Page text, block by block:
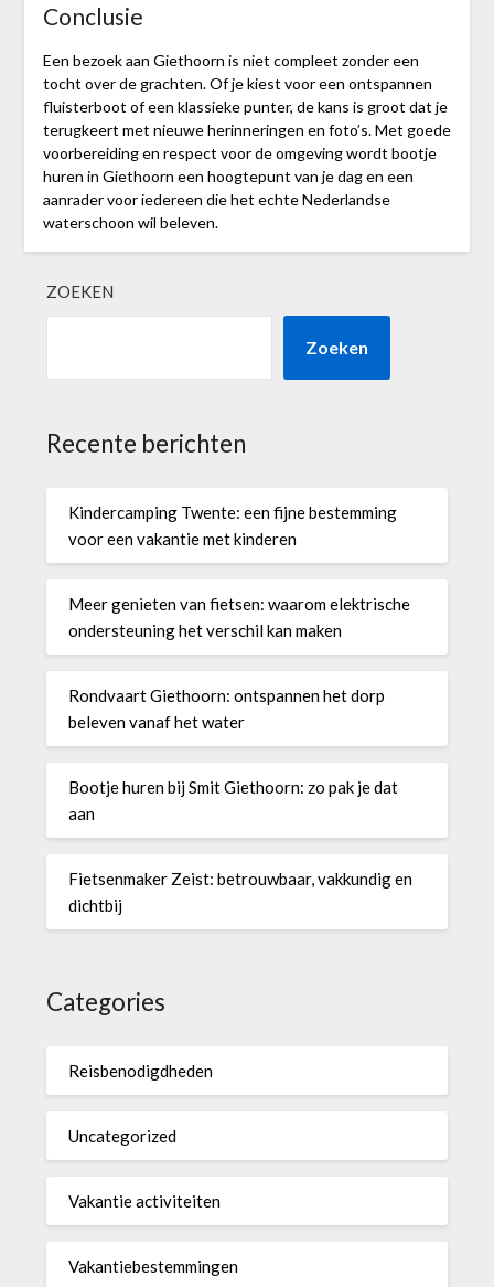
Conclusie
Een bezoek aan Giethoorn is niet compleet zonder een
tocht over de grachten. Of je kiest voor een ontspannen
fluisterboot of een klassieke punter, de kans is groot dat je
terugkeert met nieuwe herinneringen en foto’s. Met goede
voorbereiding en respect voor de omgeving wordt bootje
huren in Giethoorn een hoogtepunt van je dag en een
aanrader voor iedereen die het echte Nederlandse
waterschoon wil beleven.
ZOEKEN
Zoeken
Recente berichten
Kindercamping Twente: een fijne bestemming
voor een vakantie met kinderen
Meer genieten van fietsen: waarom elektrische
ondersteuning het verschil kan maken
Rondvaart Giethoorn: ontspannen het dorp
beleven vanaf het water
Bootje huren bij Smit Giethoorn: zo pak je dat
aan
Fietsenmaker Zeist: betrouwbaar, vakkundig en
dichtbij
Categories
Reisbenodigdheden
Uncategorized
Vakantie activiteiten
Vakantiebestemmingen